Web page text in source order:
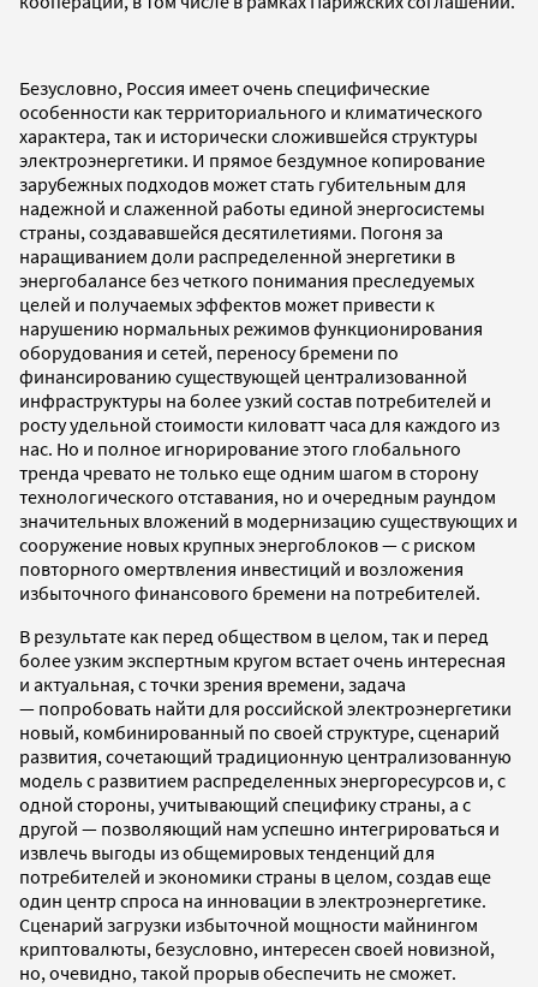
Безусловно, Россия имеет очень специфические
особенности как территориального и климатического
характера, так и исторически сложившейся структуры
электроэнергетики. И прямое бездумное копирование
зарубежных подходов может стать губительным для
надежной и слаженной работы единой энергосистемы
страны, создававшейся десятилетиями. Погоня за
наращиванием доли распределенной энергетики в
энергобалансе без четкого понимания преследуемых
целей и получаемых эффектов может привести к
нарушению нормальных режимов функционирования
оборудования и сетей, переносу бремени по
финансированию существующей централизованной
инфраструктуры на более узкий состав потребителей и
росту удельной стоимости киловатт часа для каждого из
нас. Но и полное игнорирование этого глобального
тренда чревато не только еще одним шагом в сторону
технологического отставания, но и очередным раундом
значительных вложений в модернизацию существующих и
сооружение новых крупных энергоблоков — с риском
повторного омертвления инвестиций и возложения
избыточного финансового бремени на потребителей.
В результате как перед обществом в целом, так и перед
более узким экспертным кругом встает очень интересная
и актуальная, с точки зрения времени, задача
— попробовать найти для российской электроэнергетики
новый, комбинированный по своей структуре, сценарий
развития, сочетающий традиционную централизованную
модель с развитием распределенных энергоресурсов и, с
одной стороны, учитывающий специфику страны, а с
другой — позволяющий нам успешно интегрироваться и
извлечь выгоды из общемировых тенденций для
потребителей и экономики страны в целом, создав еще
один центр спроса на инновации в электроэнергетике.
Сценарий загрузки избыточной мощности майнингом
криптовалюты, безусловно, интересен своей новизной,
но, очевидно, такой прорыв обеспечить не сможет.